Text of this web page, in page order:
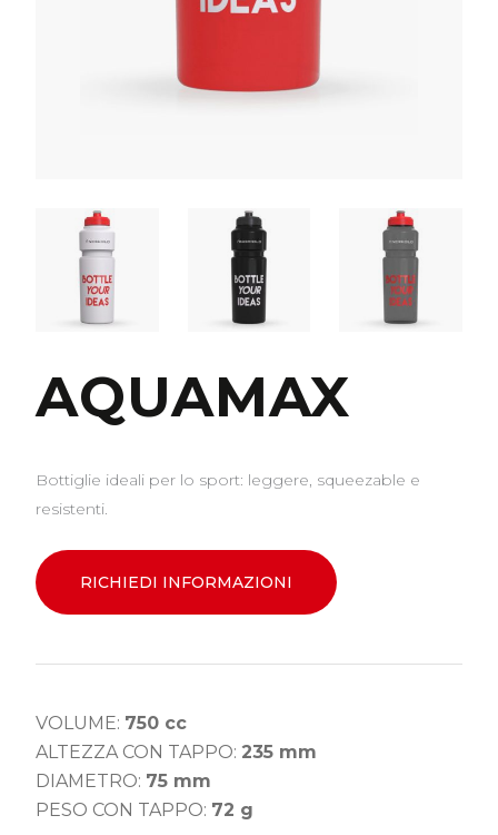
AQUAMAX
Bottiglie ideali per lo sport: leggere, squeezable e
resistenti.
RICHIEDI INFORMAZIONI
VOLUME: 750 cc
ALTEZZA CON TAPPO: 235 mm
DIAMETRO: 75 mm
PESO CON TAPPO: 72 g